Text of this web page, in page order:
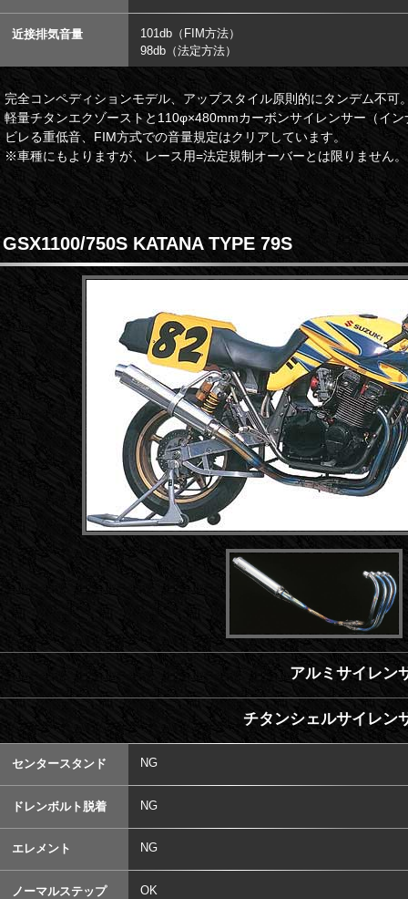
近接排気音量
101db（FIM方法）
98db（法定方法）
完全コンペディションモデル、アップスタイル原則的にタンデム不可
軽量チタンエクゾーストと110φ×480mmカーボンサイレンサー（イ
ビレる重低音、FIM方式での音量規定はクリアしています。
※車種にもよりますが、レース用=法定規制オーバーとは限りません。
GSX1100/750S KATANA TYPE 79S
アルミサイレン
チタンシェルサイレン
センタースタンド NG
ドレンボルト脱着 NG
エレメント NG
ノーマルステップ OK